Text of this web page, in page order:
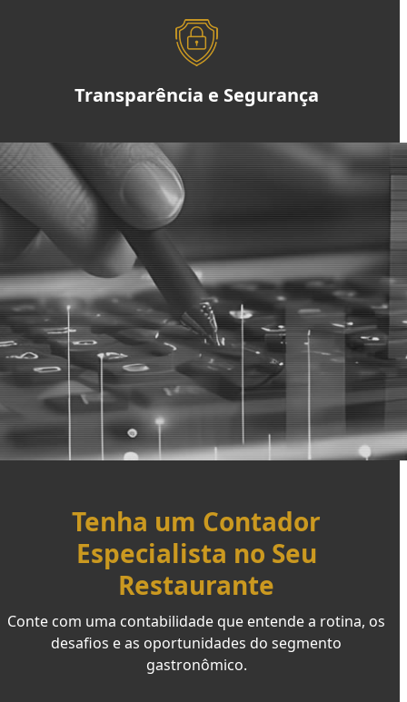
Transparência e Segurança
Tenha um Contador
Especialista no Seu
Restaurante
Conte com uma contabilidade que entende a rotina, os
desafios e as oportunidades do segmento
gastronômico.